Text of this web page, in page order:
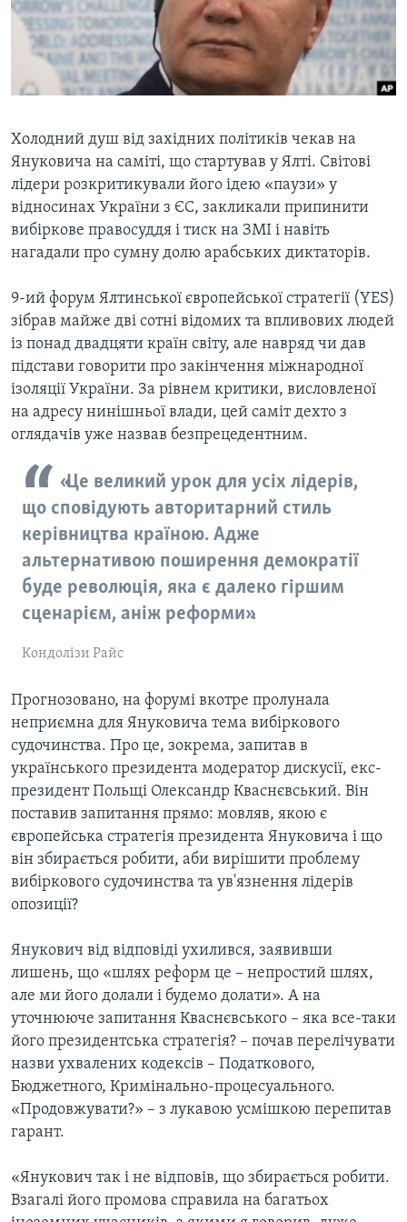
СУСПІЛЬСТВО
ЕКОНОМІКА
ІСТОРІЇ УСПІХУ УКРАЇНЦІВ
ТЕЛЕПРОГРАМИ
ЧАС-TIME
СТУДІЯ ВАШИНГТОН
ВІКНО В АМЕРИКУ
ПРАЙМ-ТАЙМ
ПОГЛЯД З ВАШИНГТОНА
ENGLISH
МИ В СОЦМЕРЕЖАХ
Мови
Холодний душ від західних політиків чекав на
Януковича на саміті, що стартував у Ялті. Світові
лідери розкритикували його ідею «паузи» у
відносинах України з ЄС, закликали припинити
вибіркове правосуддя і тиск на ЗМІ і навіть
нагадали про сумну долю арабських диктаторів.
9-ий форум Ялтинської європейської стратегії (YES)
зібрав майже дві сотні відомих та впливових людей
із понад двадцяти країн світу, але навряд чи дав
підстави говорити про закінчення міжнародної
ізоляції України. За рівнем критики, висловленої
на адресу нинішньої влади, цей саміт дехто з
оглядачів уже назвав безпрецедентним.
«Це великий урок для усіх лідерів,
що сповідують авторитарний стиль
керівництва країною. Адже
альтернативою поширення демократії
буде революція, яка є далеко гіршим
сценарієм, аніж реформи».
Кондолізи Райс
Прогнозовано, на форумі вкотре пролунала
неприємна для Януковича тема вибіркового
судочинства. Про це, зокрема, запитав в
українського президента модератор дискусії, екс-
президент Польщі Олександр Кваснєвський. Він
поставив запитання прямо: мовляв, якою є
європейська стратегія президента Януковича і що
він збирається робити, аби вирішити проблему
вибіркового судочинства та ув'язнення лідерів
опозиції?
Янукович від відповіді ухилився, заявивши
лишень, що «шлях реформ це – непростий шлях,
але ми його долали і будемо долати». А на
уточнююче запитання Кваснєвського – яка все-таки
його президентська стратегія? – почав перелічувати
назви ухвалених кодексів – Податкового,
Бюджетного, Кримінально-процесуального.
«Продовжувати?» – з лукавою усмішкою перепитав
гарант.
«Янукович так і не відповів, що збирається робити.
Взагалі його промова справила на багатьох